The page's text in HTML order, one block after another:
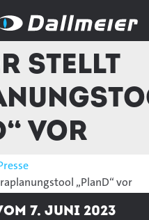
stellt
vor
„PlanD“ vor
7. Juni 2023